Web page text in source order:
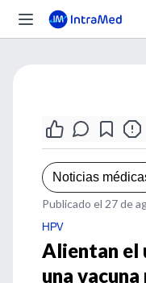
Noticias
Publicado el 27 de
HPV
Alientan el
una